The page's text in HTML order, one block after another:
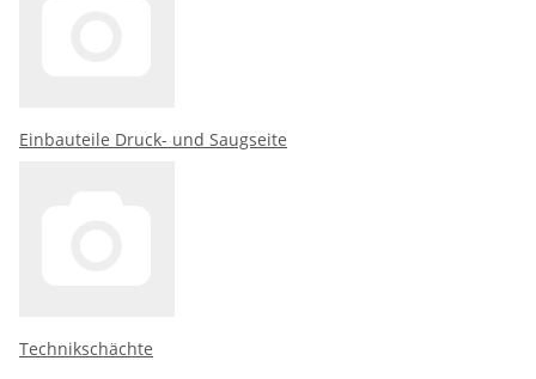
Einbauteile Druck- und Saugseite
Technikschächte